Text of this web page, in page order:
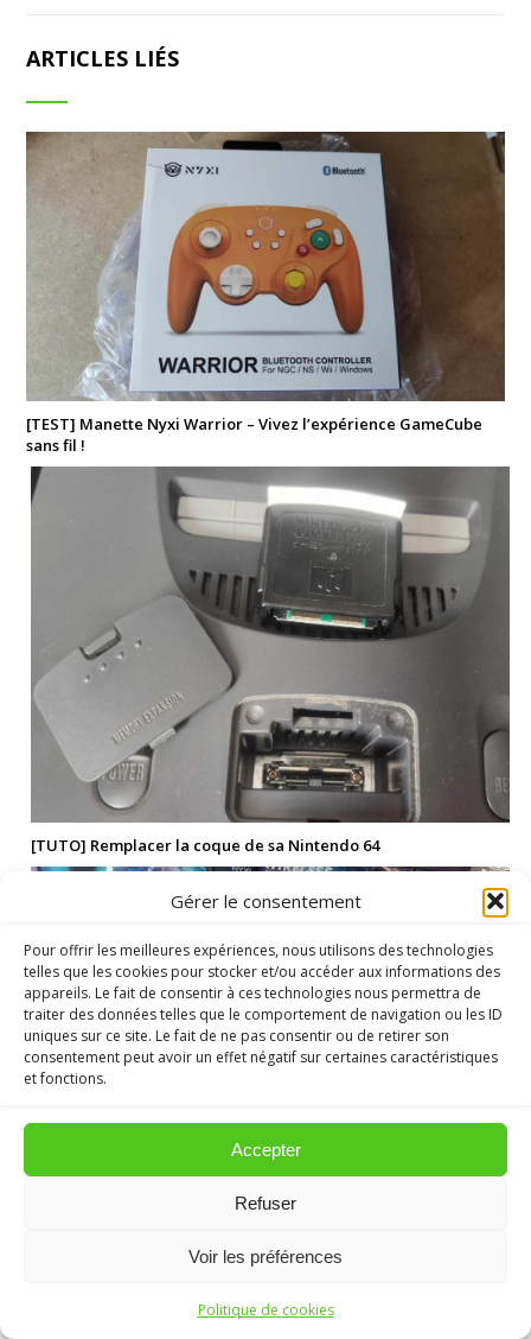
Gérer le consentement
Pour offrir les meilleures expériences, nous utilisons des technologies
telles que les cookies pour stocker et/ou accéder aux informations des
appareils. Le fait de consentir à ces technologies nous permettra de
traiter des données telles que le comportement de navigation ou les ID
uniques sur ce site. Le fait de ne pas consentir ou de retirer son
consentement peut avoir un effet négatif sur certaines caractéristiques
et fonctions.
Accepter
Refuser
Voir les préférences
Politique de cookies
ARTICLES LIÉS
[TEST] Manette Nyxi Warrior – Vivez l’expérience GameCube
sans fil !
[TUTO] Remplacer la coque de sa Nintendo 64
[TEST] Manettes « Nyxi Athena » – La meilleure alternative aux
Hori Split Pad !